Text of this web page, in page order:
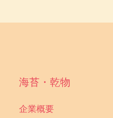
海苔・乾物
企業概要